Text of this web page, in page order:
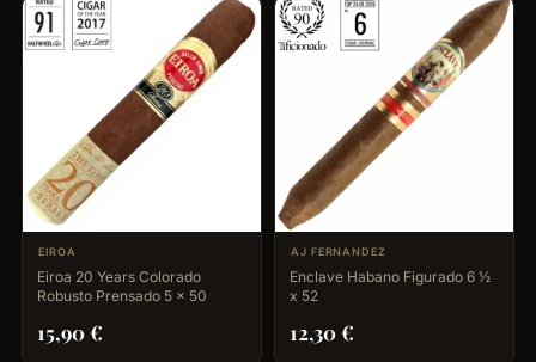
EIROA
Eiroa 20 Years Colorado
Robusto Prensado 5 x 50
15,90€
AJ FERNANDEZ
Enclave Habano Figurado 6 ½
x 52
12,30€